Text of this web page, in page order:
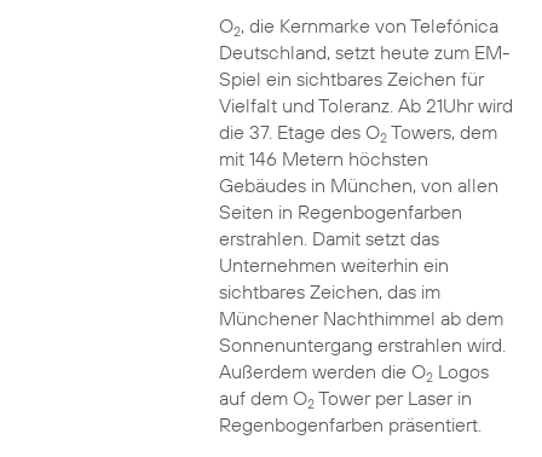
O2, die Kernmarke von Telefónica
Deutschland, setzt heute zum EM-
Spiel ein sichtbares Zeichen für
Vielfalt und Toleranz. Ab 21Uhr wird
die 37. Etage des O2Towers, dem
mit 146 Metern höchsten
Gebäudes in München, von allen
Seiten in Regenbogenfarben
erstrahlen. Damit setzt das
Unternehmen weiterhin ein
sichtbares Zeichen, das im
Münchener Nachthimmel ab dem
Sonnenuntergang erstrahlen wird.
Außerdem werden die O2Logos
auf dem O2Tower per Laser in
Regenbogenfarben präsentiert.